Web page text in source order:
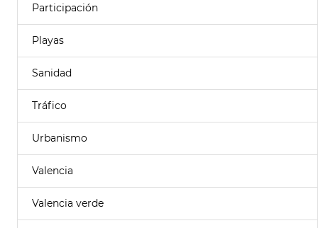
Participación
Playas
Sanidad
Tráfico
Urbanismo
Valencia
Valencia verde